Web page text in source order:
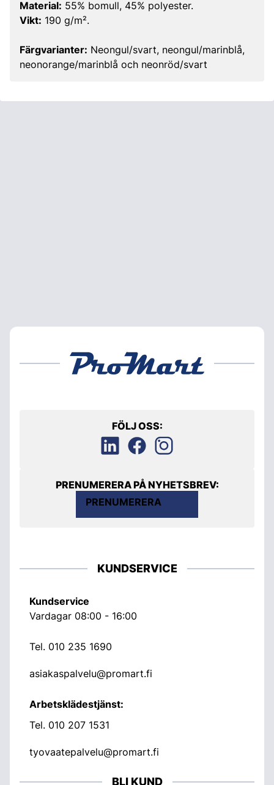
Material: 55% bomull, 45% polyester.
Vikt: 190 g/m².
Färgvarianter: Neongul/svart, neongul/marinblå,
neonorange/marinblå och neonröd/svart
FÖLJ OSS:
PRENUMERERA PÅ NYHETSBREV:
PRENUMERERA
KUNDSERVICE
Kundservice
Vardagar 08:00 - 16:00
Tel. 010 235 1690
asiakaspalvelu@promart.fi
Arbetsklädestjänst:
Tel. 010 207 1531
tyovaatepalvelu@promart.fi
BLI KUND